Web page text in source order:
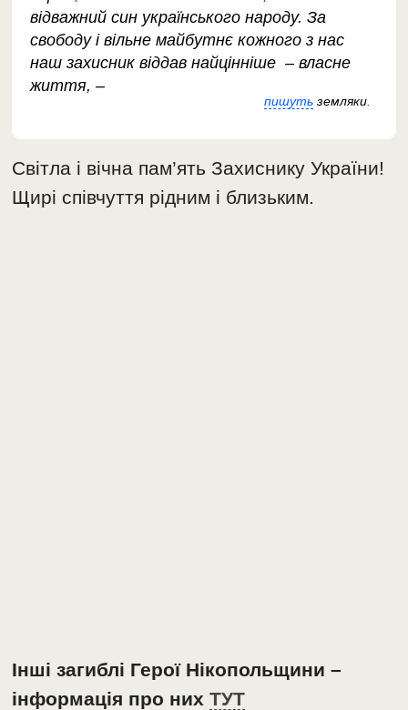
відважний син українського народу. За
свободу і вільне майбутнє кожного з нас
наш захисник віддав найцінніше – власне
життя, –
пишутьземляки.
Світла і вічна пам’ять Захиснику України!
Щирі співчуття рідним і близьким.
Інші загиблі Герої Нікопольщини –
інформація про нихТУТ